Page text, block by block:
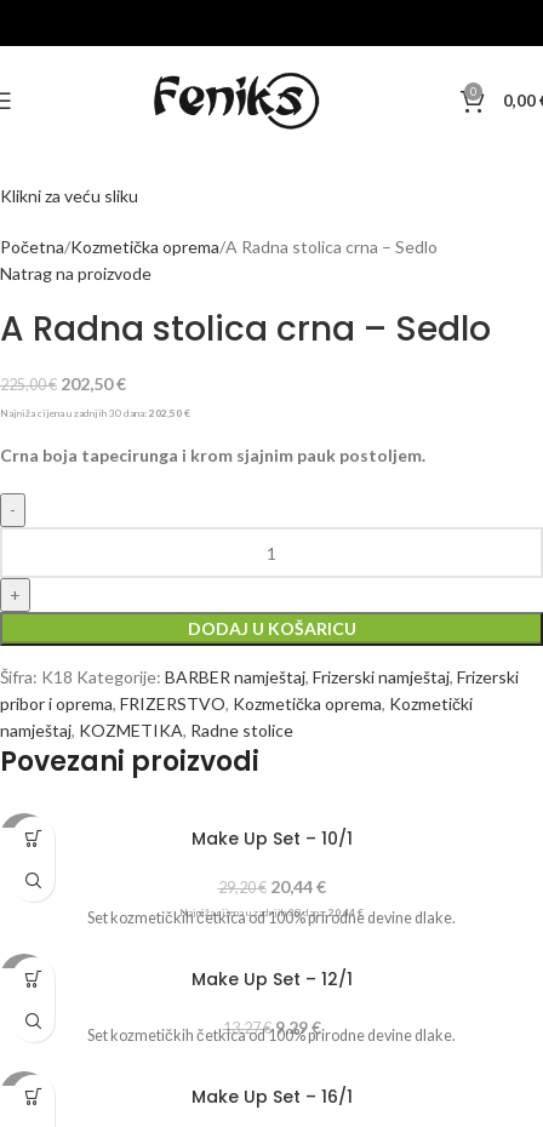
0 0,00
Klikni za veću sliku
Početna Kozmetička oprema A Radna stolica crna – Sedlo
Natrag na proizvode
A Radna stolica crna – Sedlo
225,00€ 202,50€
Najniža cijena u zadnjih 30 dana: 202,50 €
Crna boja tapecirunga i krom sjajnim pauk postoljem.
DODAJ U KOŠARICU
Šifra: K18 Kategorije: BARBER namještaj, Frizerski namještaj, Frizerski
pribor i oprema, FRIZERSTVO, Kozmetička oprema, Kozmetički
namještaj, KOZMETIKA, Radne stolice
Povezani proizvodi
-30% Make Up Set – 10/1
29,20€ 20,44€
Najniža cijena u zadnjih 30 dana:20,44 €
Set kozmetičkih četkica od 100% prirodne devine dlake.
-30% Make Up Set – 12/1
13,27€ 9,29€
Set kozmetičkih četkica od 100% prirodne devine dlake.
-30% Make Up Set – 16/1